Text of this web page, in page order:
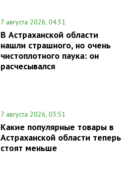
7 августа 2026, 04:31
В Астраханской области
нашли страшного, но очень
чистоплотного паука: он
расчесывался
7 августа 2026, 03:51
Какие популярные товары в
Астраханской области теперь
стоят меньше